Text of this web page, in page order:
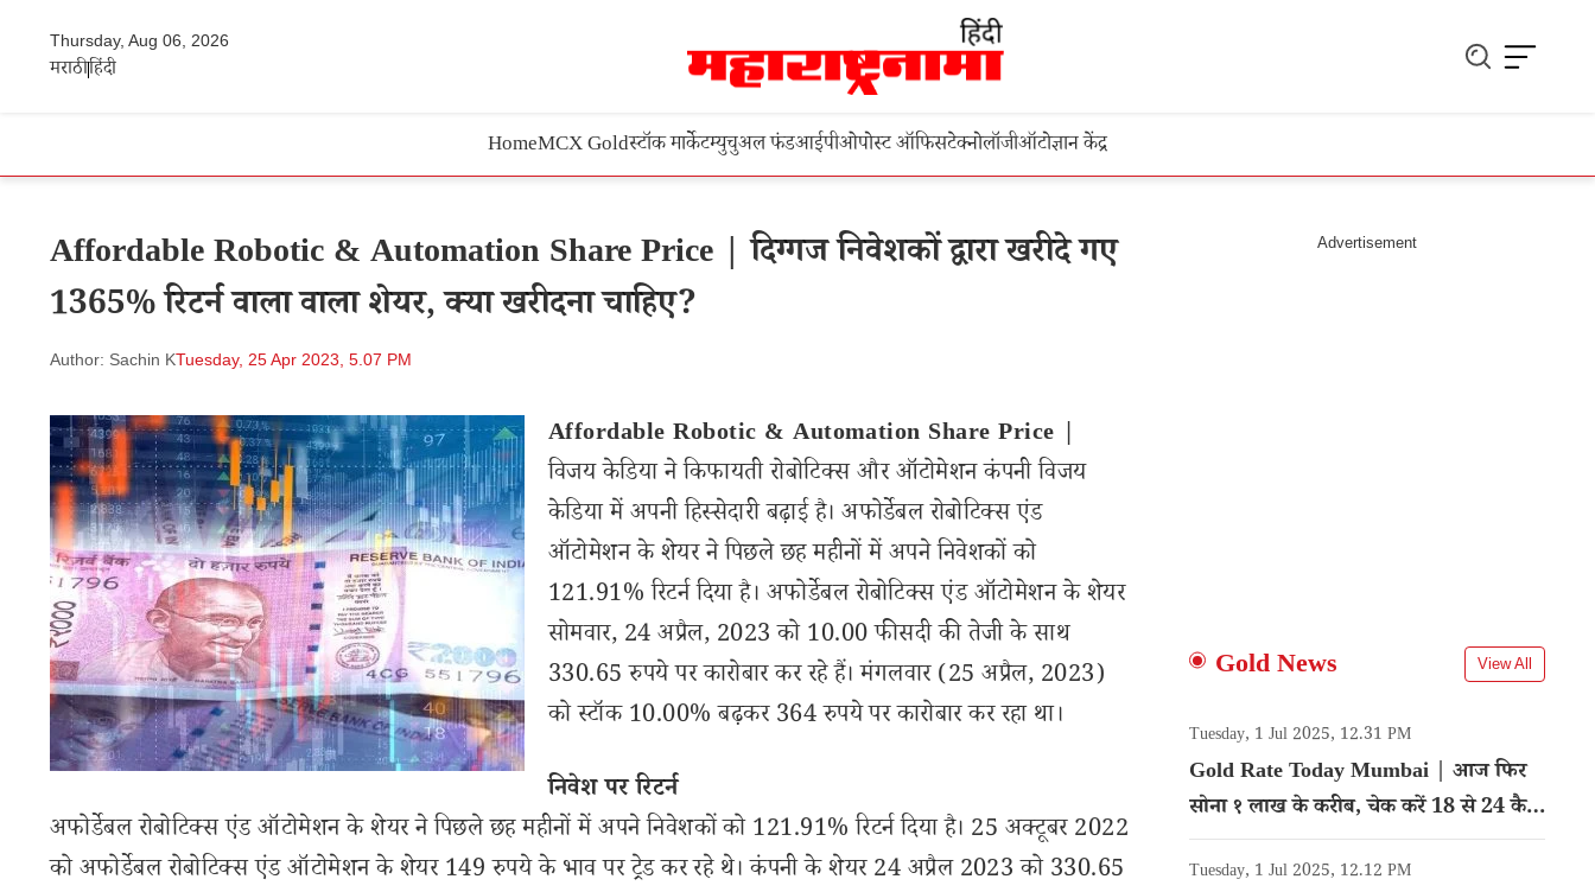
Thursday, Aug 06, 2026
मराठीहिंदी
HomeMCX Goldस्टॉक मार्केटम्युचुअल फंडआईपीओपोस्ट ऑफिसटेक्नोलॉजीऑटोज्ञान केंद्र
Affordable Robotic & Automation Share Price | दिग्गज निवेशकों द्वारा खरीदे गए
1365% रिटर्न वाला वाला शेयर, क्या खरीदना चाहिए?
Author: Sachin KTuesday, 25 Apr 2023, 5.07 PM
Affordable Robotic & Automation Share Price |
विजय केडिया ने किफायती रोबोटिक्स और ऑटोमेशन कंपनी विजय
केडिया में अपनी हिस्सेदारी बढ़ाई है। अफोर्डेबल रोबोटिक्स एंड
ऑटोमेशन के शेयर ने पिछले छह महीनों में अपने निवेशकों को
121.91% रिटर्न दिया है। अफोर्डेबल रोबोटिक्स एंड ऑटोमेशन के शेयर
सोमवार, 24 अप्रैल, 2023 को 10.00 फीसदी की तेजी के साथ
330.65 रुपये पर कारोबार कर रहे हैं। मंगलवार (25 अप्रैल, 2023)
को स्टॉक 10.00% बढ़कर 364 रुपये पर कारोबार कर रहा था।
निवेश पर रिटर्न
अफोर्डेबल रोबोटिक्स एंड ऑटोमेशन के शेयर ने पिछले छह महीनों में अपने निवेशकों को 121.91% रिटर्न दिया है। 25 अक्टूबर 2022
को अफोर्डेबल रोबोटिक्स एंड ऑटोमेशन के शेयर 149 रुपये के भाव पर ट्रेड कर रहे थे। कंपनी के शेयर 24 अप्रैल 2023 को 330.65
Gold News View All
Tuesday, 1 Jul 2025, 12.31 PM
Gold Rate Today Mumbai | आज फिर
सोना १ लाख के करीब, चेक करें 18 से 24 कैरेट
गोल्ड का रेट
Tuesday, 1 Jul 2025, 12.12 PM